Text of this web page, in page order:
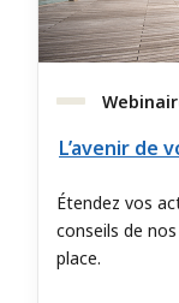
Étendez vos
conseils de
place.